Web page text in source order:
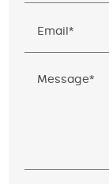
Email*
Message*